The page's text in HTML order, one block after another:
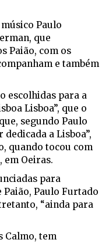
Paulo
que
Paião, com os
e também
escolhidas para a
Lisboa”, que o
segundo Paulo
a Lisboa”,
quando tocou com
em Oeiras.
para
Paulo Furtado
“ainda para
Calmo, tem